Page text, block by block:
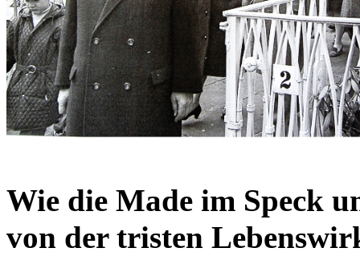
Wie die Made im Speck
von der tristen